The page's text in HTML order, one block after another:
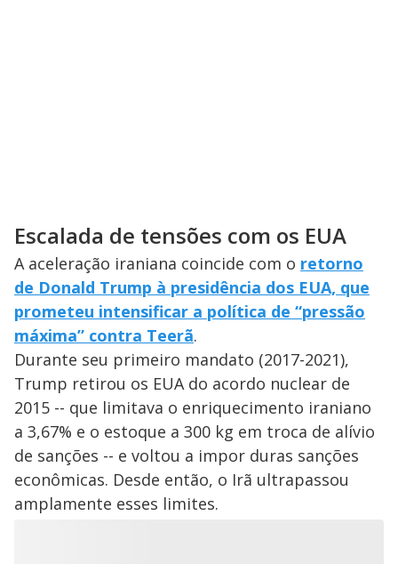
Escalada de tensões com os EUA
A aceleração iraniana coincide com o retorno
de Donald Trump à presidência dos EUA, que
prometeu intensificar a política de “pressão
máxima” contra Teerã.
Durante seu primeiro mandato (2017-2021),
Trump retirou os EUA do acordo nuclear de
2015 -- que limitava o enriquecimento iraniano
a 3,67% e o estoque a 300 kg em troca de alívio
de sanções -- e voltou a impor duras sanções
econômicas. Desde então, o Irã ultrapassou
amplamente esses limites.